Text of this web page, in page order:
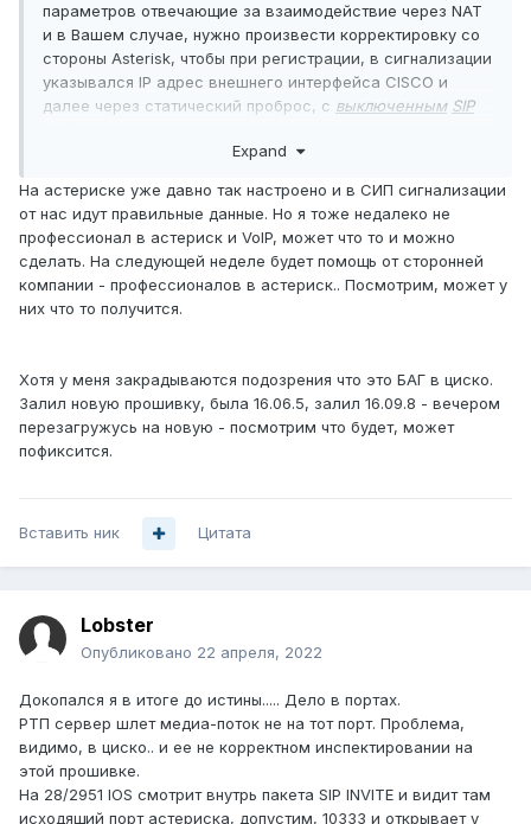
параметров отвечающие за взаимодействие через NAT
и в Вашем случае, нужно произвести корректировку со
стороны Asterisk, чтобы при регистрации, в сигнализации
указывался IP адрес внешнего интерфейса CISCO и
далее через статический проброс, с выключенным SIP
Expand
На астериске уже давно так настроено и в СИП сигнализации
от нас идут правильные данные. Но я тоже недалеко не
профессионал в астериск и VoIP, может что то и можно
сделать. На следующей неделе будет помощь от сторонней
компании - профессионалов в астериск.. Посмотрим, может у
них что то получится.
Хотя у меня закрадываются подозрения что это БАГ в циско.
Залил новую прошивку, была 16.06.5, залил 16.09.8 - вечером
перезагружусь на новую - посмотрим что будет, может
пофиксится.
Вставить ник Цитата
Lobster
Опубликовано 22 апреля, 2022
Докопался я в итоге до истины..... Дело в портах.
РТП сервер шлет медиа-поток не на тот порт. Проблема,
видимо, в циско.. и ее не корректном инспектировании на
этой прошивке.
На 28/2951 IOS смотрит внутрь пакета SIP INVITE и видит там
исходящий порт астериска, допустим, 10333 и открывает у